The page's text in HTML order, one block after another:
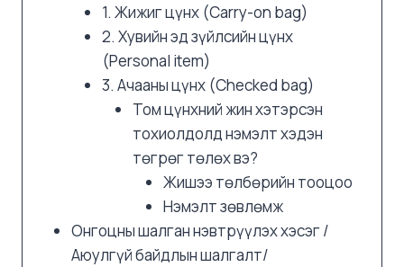
1. Жижиг цүнх (Carry-on bag)
2. Хувийн эд зүйлсийн цүнх
(Personal item)
3. Ачааны цүнх (Checked bag)
Том цүнхний жин хэтэрсэн
тохиолдолд нэмэлт хэдэн
төгрөг төлөх вэ?
Жишээ төлбөрийн тооцоо
Нэмэлт зөвлөмж
Онгоцны шалган нэвтрүүлэх хэсэг /
Аюулгүй байдлын шалгалт/